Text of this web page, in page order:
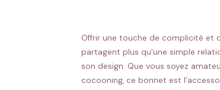
Offrir une touche de complicité et
partagent plus qu’une simple
son design. Que vous soyez
cocooning, ce bonnet est